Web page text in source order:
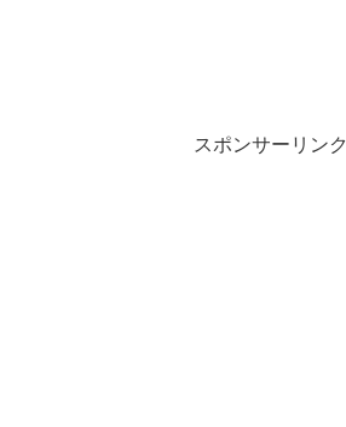
スポンサーリンク